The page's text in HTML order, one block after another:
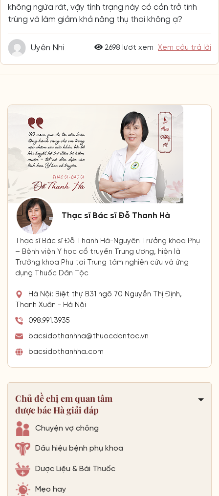
không ngứa rát, vậy tình trạng này có cản trở tinh
trùng và làm giảm khả năng thụ thai không ạ?
Uyên Nhi 2698 lượt xem Xem câu trả lời
Thạc sĩ Bác sĩ Đỗ Thanh Hà
Thạc sĩ Bác sĩ Đỗ Thanh Hà-Nguyên Trưởng khoa Phụ
– Bệnh viện Y học cổ truyền Trung ương, hiện là
Trưởng khoa Phụ tại Trung tâm nghiên cứu và ứng
dụng Thuốc Dân Tộc
Hà Nội: Biệt thự B31 ngõ 70 Nguyễn Thị Định,
Thanh Xuân - Hà Nội
098.991.3935
bacsidothanhha@thuocdantoc.vn
bacsidothanhha.com
Chủ đề chị em quan tâm
được bác Hà giải đáp
Chuyện vợ chồng
Dấu hiệu bệnh phụ khoa
Dược Liệu & Bài Thuốc
Mẹo hay